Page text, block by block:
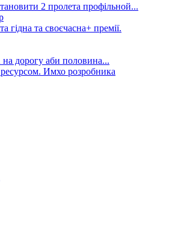
2 пролета профільной...
та своєчасна+ премії.
дорогу аби половина...
Имхо розробника